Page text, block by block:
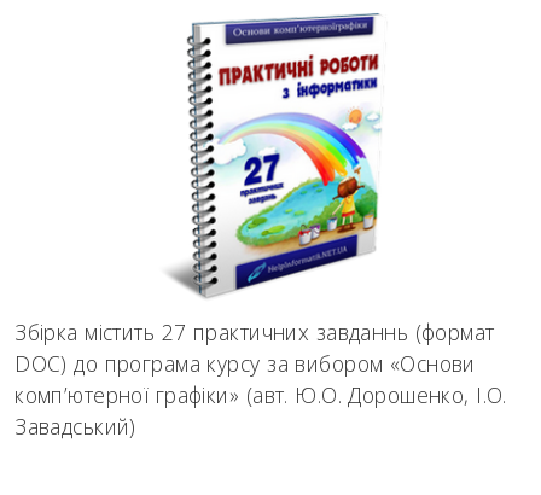
Збірка містить 27 практичних завданнь (формат
DOC) до програма курсу за вибором «Основи
комп’ютерної графіки» (авт. Ю.О. Дорошенко, І.О.
Завадський)